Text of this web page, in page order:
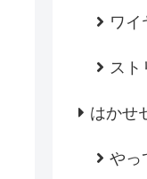
ワイ
スト
はかせ
やっ